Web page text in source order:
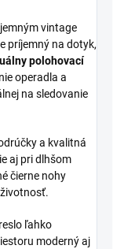
vintage
príjemný na dotyk,
polohovací
operadla a
na sledovanie
a kvalitná
aj pri dlhšom
čierne nohy
ľahko
moderný aj